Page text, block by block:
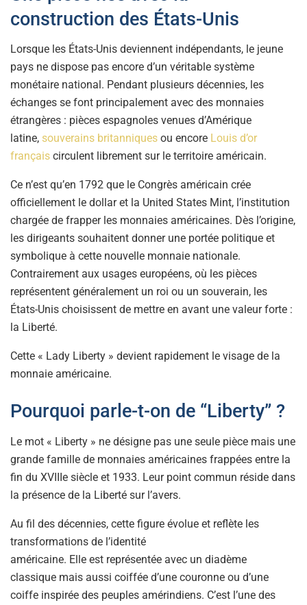
construction des États-Unis
Lorsque les États-Unis deviennent indépendants, le jeune
pays ne dispose pas encore d’un véritable système
monétaire national. Pendant plusieurs décennies, les
échanges se font principalement avec des monnaies
étrangères : pièces espagnoles venues d’Amérique
latine, souverains britanniques ou encore Louis d’or
français circulent librement sur le territoire américain.
Ce n’est qu’en 1792 que le Congrès américain crée
officiellement le dollar et la United States Mint, l’institution
chargée de frapper les monnaies américaines. Dès l’origine,
les dirigeants souhaitent donner une portée politique et
symbolique à cette nouvelle monnaie nationale.
Contrairement aux usages européens, où les pièces
représentent généralement un roi ou un souverain, les
États-Unis choisissent de mettre en avant une valeur forte :
la Liberté.
Cette « Lady Liberty » devient rapidement le visage de la
monnaie américaine.
Pourquoi parle-t-on de “Liberty” ?
Le mot « Liberty » ne désigne pas une seule pièce mais une
grande famille de monnaies américaines frappées entre la
fin du XVIIIe siècle et 1933. Leur point commun réside dans
la présence de la Liberté sur l’avers.
Au fil des décennies, cette figure évolue et reflète les
transformations de l’identité
américaine. Elle est représentée avec un diadème
classique mais aussi coiffée d’une couronne ou d’une
coiffe inspirée des peuples amérindiens. C’est l’une des